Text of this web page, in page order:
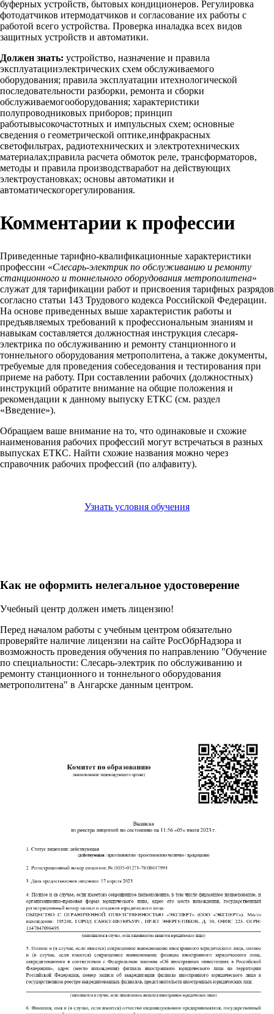
буферных устройств, бытовых кондиционеров. Регулировка
фотодатчиков итермодатчиков и согласование их работы с
работой всего устройства. Проверка иналадка всех видов
защитных устройств и автоматики.
Должен знать: устройство, назначение и правила
эксплуатацииэлектрических схем обслуживаемого
оборудования; правила эксплуатации итехнологической
последовательности разборки, ремонта и сборки
обслуживаемогооборудования; характеристики
полупроводниковых приборов; принцип
работывысокочастотных и импульсных схем; основные
сведения о геометрической оптике,инфракрасных
светофильтрах, радиотехнических и электротехнических
материалах;правила расчета обмоток реле, трансформаторов,
методы и правила производстваработ на действующих
электроустановках; основы автоматики и
автоматическогорегулирования.
Комментарии к профессии
Приведенные тарифно-квалификационные характеристики
профессии «Слесарь-электрик по обслуживанию и ремонту
станционного и тоннельного оборудования метрополитена»
служат для тарификации работ и присвоения тарифных разрядов
согласно статьи 143 Трудового кодекса Российской Федерации.
На основе приведенных выше характеристик работы и
предъявляемых требований к профессиональным знаниям и
навыкам составляется должностная инструкция слесаря-
электрика по обслуживанию и ремонту станционного и
тоннельного оборудования метрополитена, а также документы,
требуемые для проведения собеседования и тестирования при
приеме на работу. При составлении рабочих (должностных)
инструкций обратите внимание на общие положения и
рекомендации к данному выпуску ЕТКС (см. раздел
«Введение»).
Обращаем ваше внимание на то, что одинаковые и схожие
наименования рабочих профессий могут встречаться в разных
выпусках ЕТКС. Найти схожие названия можно через
справочник рабочих профессий (по алфавиту).
Узнать условия обучения
Как не оформить нелегальное удостоверение
Учебный центр должен иметь лицензию!
Перед началом работы с учебным центром обязательно
проверяйте наличие лицензии на сайте РосОбрНадзора и
возможность проведения обучения по направлению "Обучение
по специальности: Слесарь-электрик по обслуживанию и
ремонту станционного и тоннельного оборудования
метрополитена" в Ангарске данным центром.